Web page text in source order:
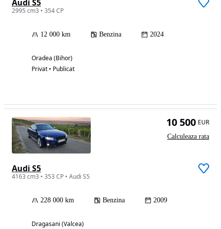
Audi S5
2995 cm3 • 354 CP
12 000 km Benzina 2024
Oradea (Bihor)
Privat • Publicat
Audi S5
4163 cm3 • 353 CP • Audi S5
228 000 km Benzina 2009
Dragasani (Valcea)
10 500 EUR
Calculeaza rata